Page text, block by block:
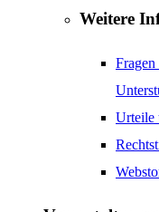
Weitere
Urteile